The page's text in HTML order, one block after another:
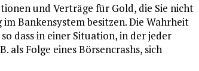
und Verträge für Gold, die Sie nicht
Bankensystem besitzen. Die Wahrheit
dass in einer Situation, in der jeder
Folge eines Börsencrashs, sich